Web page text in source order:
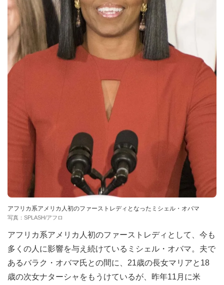
アフリカ系アメリカ人初のファーストレディとなったミシェル・オバマ
写真：SPLASH/アフロ
アフリカ系アメリカ人初のファーストレディとして、今も
多くの人に影響を与え続けているミシェル・オバマ。夫で
あるバラク・オバマ氏との間に、21歳の長女マリアと18
歳の次女ナターシャをもうけているが、昨年11月に米